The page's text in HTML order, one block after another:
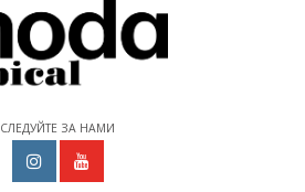
СЛЕДУЙТЕ ЗА НАМИ